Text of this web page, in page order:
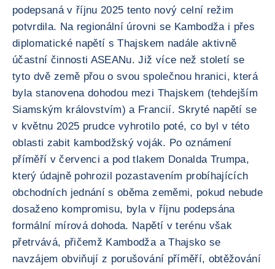
podepsaná v říjnu 2025 tento nový celní režim
potvrdila. Na regionální úrovni se Kambodža i přes
diplomatické napětí s Thajskem nadále aktivně
účastní činnosti ASEANu. Již více než století se
tyto dvě země přou o svou společnou hranici, která
byla stanovena dohodou mezi Thajskem (tehdejším
Siamským královstvím) a Francií. Skryté napětí se
v květnu 2025 prudce vyhrotilo poté, co byl v této
oblasti zabit kambodžský voják. Po oznámení
příměří v červenci a pod tlakem Donalda Trumpa,
který údajně pohrozil pozastavením probíhajících
obchodních jednání s oběma zeměmi, pokud nebude
dosaženo kompromisu, byla v říjnu podepsána
formální mírová dohoda. Napětí v terénu však
přetrvává, přičemž Kambodža a Thajsko se
navzájem obviňují z porušování příměří, obtěžování